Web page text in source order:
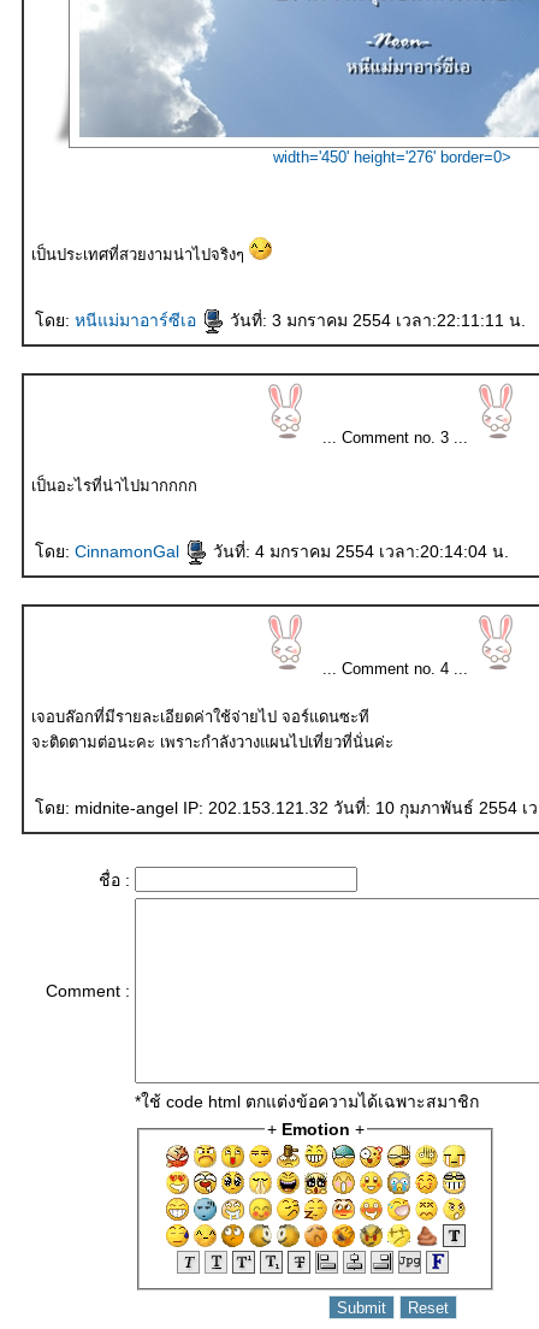
width='450' height='276' border=0>
เป็นประเทศที่สวยงามน่าไปจริงๆ
ดย: หนีแม่มาอาร์ซีเอ วันที่: 3 มกราคม 2554 เวลา:22:11:11 น.
... Comment no. 3 ...
เป็นอะไรที่น่าไปมากกกก
ดย: CinnamonGal วันที่: 4 มกราคม 2554 เวลา:20:14:04 น.
... Comment no. 4 ...
เจอบล๊อกที่มีรายละเอียดค่าใช้จ่ายไป จอร์แดนซะที
จะติดตามต่อนะคะ เพราะกำลังวางแผนไปเที่ยวที่นั่นค่ะ
ดย: midnite-angel IP: 202.153.121.32 วันที่: 10 กุมภาพันธ์ 2554 เ
ชื่อ :
Comment :
*ใช้ code html ตกแต่งข้อความได้เฉพาะสมาชิก
+ Emotion +